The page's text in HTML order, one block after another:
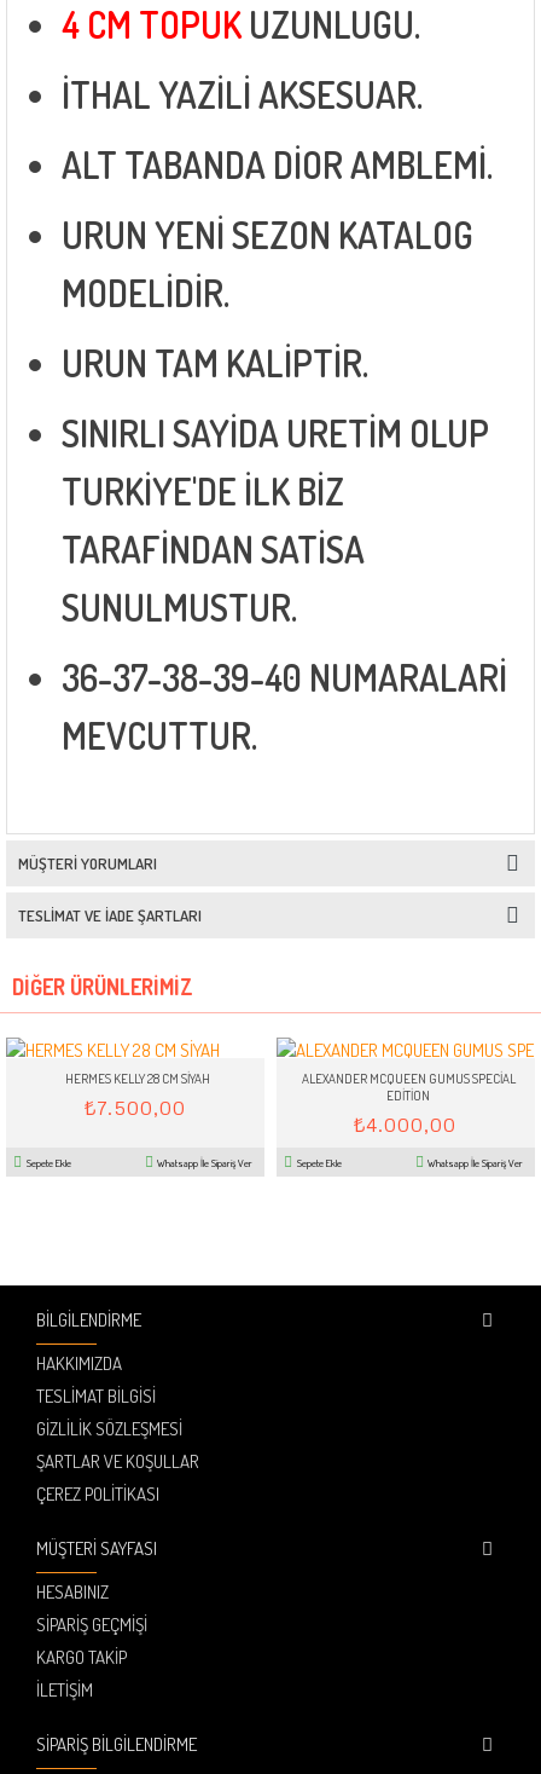
4 CM TOPUKUZUNLUGU.
İTHAL YAZİLİ AKSESUAR.
ALT TABANDA DİOR AMBLEMİ.
URUN YENİ SEZON KATALOG
MODELİDİR.
URUN TAM KALİPTİR.
SINIRLI SAYİDA URETİM OLUP
TURKİYE'DE İLK BİZ
TARAFİNDAN SATİSA
SUNULMUSTUR.
36-37-38-39-40 NUMARALARİ
MEVCUTTUR.
MÜŞTERI YORUMLARI
TESLIMAT VE İADE ŞARTLARI
DIĞER ÜRÜNLERIMIZ
HERMES KELLY 28 CM SİYAH
₺7.500,00
Sepete Ekle Whatsapp İle Sipariş Ver
ALEXANDER MCQUEEN GUMUS SPECİAL
EDİTİON
₺4.000,00
Sepete Ekle Whatsapp İle Sipariş Ver
BILGILENDIRME
HAKKIMIZDA
TESLIMAT BILGISI
GIZLILIK SÖZLEŞMESI
ŞARTLAR VE KOŞULLAR
ÇEREZ POLITIKASI
MÜŞTERI SAYFASI
HESABINIZ
SIPARIŞ GEÇMIŞI
KARGO TAKIP
İLETIŞIM
SIPARIŞ BILGILENDIRME